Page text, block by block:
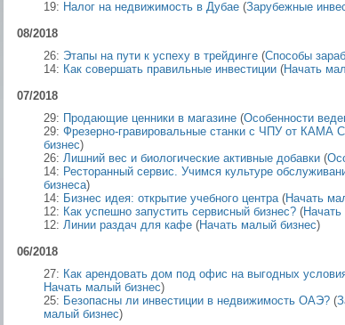
19: Налог на недвижимость в Дубае (Зарубежные
08/2018
26: Этапы на пути к успеху в трейдинге (Способы
14: Как совершать правильные инвестиции (Начать
07/2018
29: Продающие ценники в магазине (Особенности
29: Фрезерно-гравировальные станки с ЧПУ от КАМА
бизнес)
26: Лишний вес и биологические активные добавки (
14: Ресторанный сервис. Учимся культуре
бизнеса)
14: Бизнес идея: открытие учебного центра (Начать
12: Как успешно запустить сервисный бизнес? (
12: Линии раздач для кафе (Начать малый бизнес)
06/2018
27: Как арендовать дом под офис на выгодных
Начать малый бизнес)
25: Безопасны ли инвестиции в недвижимость ОАЭ? (
малый бизнес)